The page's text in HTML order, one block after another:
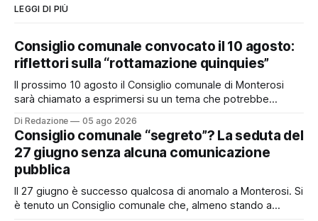
LEGGI DI PIÙ
Consiglio comunale convocato il 10 agosto:
riflettori sulla “rottamazione quinquies”
Il prossimo 10 agosto il Consiglio comunale di Monterosi
sarà chiamato a esprimersi su un tema che potrebbe
possibile adesione del Comune alla cosiddetta
“rottamazione quinquies” dei carichi affidati all’Agente della
Riscossione. Prima, però, c’è un tema politico che merita
Di Redazione 05 ago 2026
Consiglio comunale “segreto”? La seduta del
27 giugno senza alcuna comunicazione
pubblica
Il 27 giugno è successo qualcosa di anomalo a Monterosi. Si
è tenuto un Consiglio comunale che, almeno stando a